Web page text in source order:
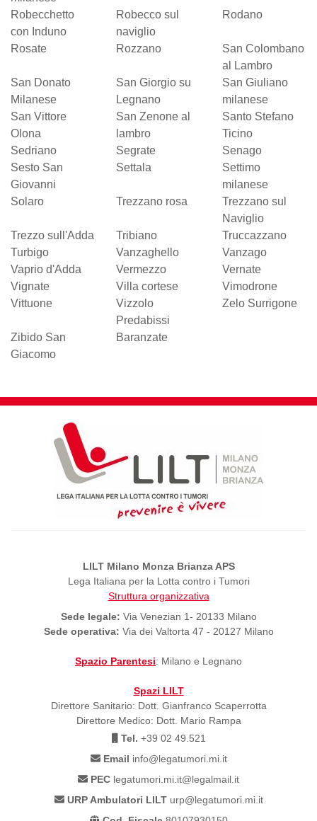
Robecchetto
con Induno
Robecco sul
naviglio
Rodano
Rosate Rozzano
San Colombano
al Lambro
San Donato
Milanese
San Giorgio su
Legnano
San Giuliano
milanese
San Vittore
Olona
San Zenone al
lambro
Santo Stefano
Ticino
Sedriano
Segrate
Senago
Sesto San
Giovanni
Settala
Settimo
milanese
Solaro
Trezzano rosa
Trezzano sul
Naviglio
Trezzo sull'Adda
Tribiano
Truccazzano
Turbigo
Vanzaghello
Vanzago
Vaprio d'Adda
Vermezzo
Vernate
Vignate
Villa cortese
Vimodrone
Vittuone
Vizzolo
Predabissi
Zelo Surrigone
Zibido San
Giacomo
Baranzate
LILT Milano Monza Brianza APS
Lega Italiana per la Lotta contro i Tumori
Struttura organizzativa
Sede legale: Via Venezian 1- 20133 Milano
Sede operativa: Via dei Valtorta 47 - 20127 Milano
Spazio Parentesi: Milano e Legnano
Spazi LILT
Direttore Sanitario: Dott. Gianfranco Scaperrotta
Direttore Medico: Dott. Mario Rampa
Tel. +39 02 49.521
Email info@legatumori.mi.it
PEC legatumori.mi.it@legalmail.it
URP Ambulatori LILTurp@legatumori.mi.it